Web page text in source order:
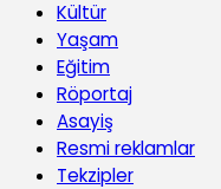
Kültür
Yaşam
Eğitim
Röportaj
Asayiş
Resmi reklamlar
Tekzipler